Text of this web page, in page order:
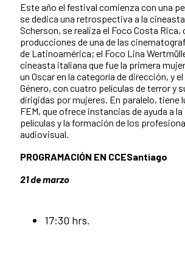
Este año el festival comienza con una
se dedica una retrospectiva a la
Scherson, se realiza el Foco Costa Rica,
producciones de una de las
de Latinoamérica; el Foco Lina
cineasta italiana que fue la primera
un Oscar en la categoría de dirección, y
Género, con cuatro películas de terror y
dirigidas por mujeres. En paralelo, tiene
FEM, que ofrece instancias de ayuda a
películas y la formación de los
audiovisual.
PROGRAMACIÓN EN CCESantiago
21 de marzo
17:30 hrs.